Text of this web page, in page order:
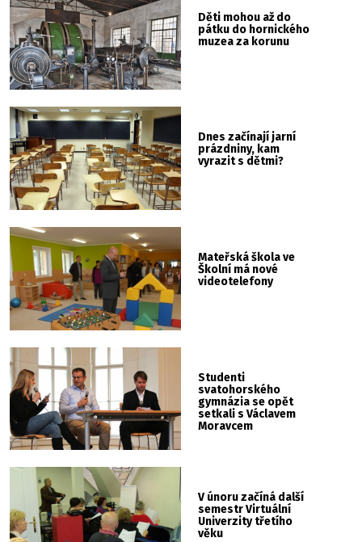
Děti mohou až do
pátku do hornického
muzea za korunu
Dnes začínají jarní
prázdniny, kam
vyrazit s dětmi?
Mateřská škola ve
Školní má nové
videotelefony
Studenti
svatohorského
gymnázia se opět
setkali s Václavem
Moravcem
V únoru začíná další
semestr Virtuální
Univerzity třetího
věku